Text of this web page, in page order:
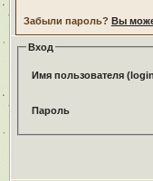
Забыли пароль? Вы
Вход
Имя пользователя
Пароль